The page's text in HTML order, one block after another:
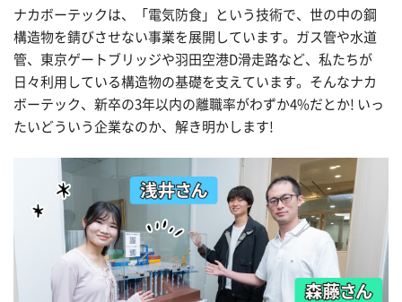
ナカボーテックは、「電気防食」という技術で、世の中の鋼
構造物を錆びさせない事業を展開しています。ガス管や水道
管、東京ゲートブリッジや羽田空港D滑走路など、私たちが
日々利用している構造物の基礎を支えています。そんなナカ
ボーテック、新卒の3年以内の離職率がわずか4%だとか! いっ
たいどういう企業なのか、解き明かします!